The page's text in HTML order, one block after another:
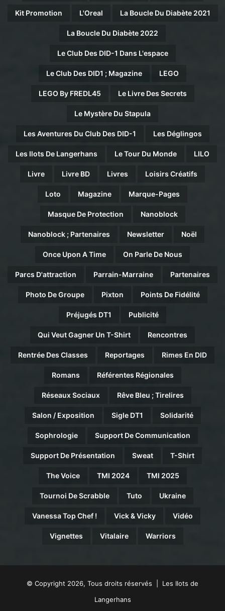
Kit Promotion L'Oreal La Boucle Du Diabète 2021
La Boucle Du Diabète 2022
Le Club Des DID-1 Dans L'espace
Le Club Des DID1 ; Magazine LEGO
LEGO By FREDL45 Le Livre Des Secrets
Le Mystère Du Stapula
Les Aventures Du Club Des DID-1 Les Déglingos
Les Ilots De Langerhans Le Tour Du Monde LILO
Livre Livre BD Livres Loisirs Créatifs
Loto Magazine Marque-Pages
Masque De Protection Nanoblock
Nanoblock ; Partenaires Newsletter Noël
Once Upon A Time On Parle De Nous
Parcs D'attraction Parrain-Marraine Partenaires
Photo De Groupe Pixton Points De Fidélité
Préjugés DT1 Publicité
Qui Veut Gagner Un T-Shirt Rencontres
Rentrée Des Classes Reportages Rimes En DID
Romans Référentes Régionales
Réseaux Sociaux Rêve Bleu ; Tirelires
Salon / Exposition Sigle DT1 Solidarité
Sophrologie Support De Communication
Support De Présentation Sweat T-Shirt
The Voice TMI 2024 TMI 2025
Tournoi De Scrabble Tuto Ukraine
Vanessa Top Chef ! Vick & Vicky Vidéo
Vignettes Vitalaire Warriors
© Copyright 2026, Tous droits réservés | Les Ilots de
Langerhans